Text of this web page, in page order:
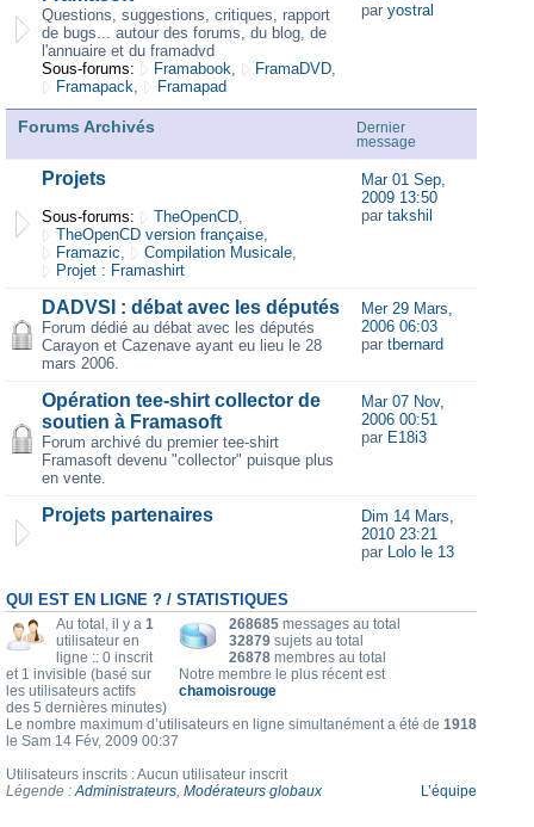
Questions, suggestions, critiques, rapport
de bugs... autour des forums, du blog, de
l'annuaire et du framadvd
Sous-forums:
Framabook, FramaDVD,
Framapack, Framapad
par yostral
Forums Archivés
Dernier
message
Projets
Sous-forums: TheOpenCD,
TheOpenCD version française,
Framazic, Compilation Musicale,
Projet : Framashirt
Mar 01 Sep,
2009 13:50
par takshil
DADVSI : débat avec les députés
Forum dédié au débat avec les députés
Carayon et Cazenave ayant eu lieu le 28
mars 2006.
Mer 29 Mars,
2006 06:03
par tbernard
Opération tee-shirt collector de
soutien à Framasoft
Forum archivé du premier tee-shirt
Framasoft devenu "collector" puisque plus
en vente.
Mar 07 Nov,
2006 00:51
par E18i3
Projets partenaires
Dim 14 Mars,
2010 23:21
par Lolo le 13
QUI EST EN LIGNE ? / STATISTIQUES
268685 messages au total
32879 sujets au total
26878 membres au total
Notre membre le plus récent est
chamoisrouge
Au total, il y a 1
utilisateur en
ligne :: 0 inscrit
et 1 invisible (basé sur
les utilisateurs actifs
des 5 dernières minutes)
Le nombre maximum d’utilisateurs en ligne simultanément a été de 1918
le Sam 14 Fév, 2009 00:37
Utilisateurs inscrits : Aucun utilisateur inscrit
Légende :Administrateurs, Modérateurs globaux L’équipe